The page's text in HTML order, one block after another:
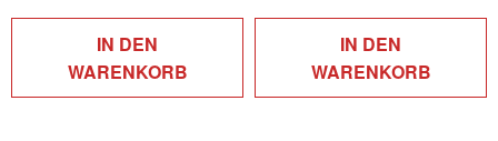
Preis
war:
1,50€
Preis
0,90€.
IN DEN
WARENKORB
IN DEN
WARENKORB